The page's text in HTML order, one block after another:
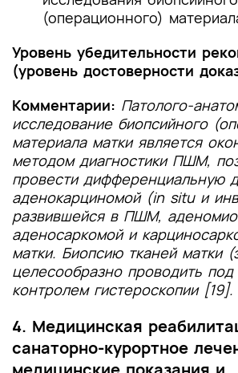
(операционного)
Уровень убедительности
(уровень достоверности
Комментарии: Патолого-
исследование биопсийного
материала матки является
методом диагностики ПШМ,
провести дифференциальную
аденокарциномой (in situ и
развившейся в ПШМ,
аденосаркомой и
матки. Биопсию тканей матки
целесообразно проводить под
контролем гистероскопии [19].
4. Медицинская
санаторно-курортное